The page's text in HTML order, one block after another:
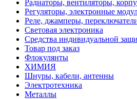
Радиаторы, вентиляторы,
Регуляторы, электронные
Реле, джамперы,
Световая электроника
Средства индивидуальной
Товар под заказ
Флокулянты
ХИМИЯ
Шнуры, кабели, антенны
Электротехника
Металлы